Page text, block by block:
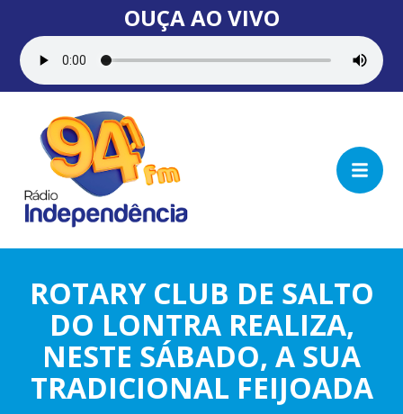
OUÇA AO VIVO
ROTARY CLUB DE SALTO
DO LONTRA REALIZA,
NESTE SÁBADO, A SUA
TRADICIONAL FEIJOADA